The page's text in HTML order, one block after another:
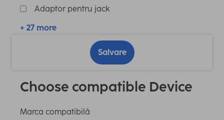
Adaptor pentru jack
+ 27 more
Salvare
Choose compatible Device
Marca compatibilă